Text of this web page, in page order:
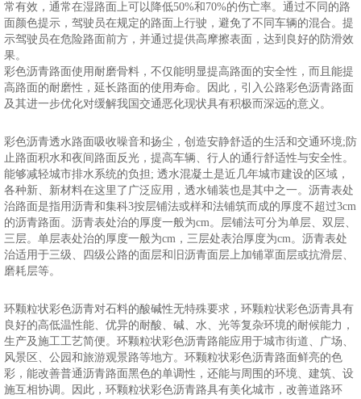
常有效，通常在湿路面上可以降低50%和70%的伤亡率。通过不同的路
面颜色提示，驾驶员在规定的路面上行驶，避免了不同车辆的混合。提
示驾驶员在危险路面前方，并通过提供高摩擦表面，达到良好的防滑效
果。
彩色沥青路面使用耐磨骨料，不仅能明显提高路面的安全性，而且能提
高路面的耐磨性，延长路面的使用寿命。因此，引入公路彩色沥青路面
及其进一步优化对缓解我国交通恶化现状具有积极而深远的意义。
彩色沥青透水路面吸收噪音和扬尘，创造安静舒适的生活和交通环境;防
止路面积水和夜间路面反光，提高车辆、行人的通行舒适性与安全性。
能够减轻城市排水系统的负担; 透水混凝土是近几年城市建设的区域，
各种新、新材料在这里了广泛应用，透水铺装也是其中之一。沥青表处
治路面是指用沥青和集科3按层铺法或样和法铺筑而成的厚度不超过3cm
的沥青路面。沥青表处治的厚度一般为cm。层铺法可分为单层、双层、
三层。单层表处治的厚度一般为cm，三层处表治厚度为cm。沥青表处
治适用于三级、四级公路的面层和旧沥青面层上加铺罩面层或抗滑层、
磨耗层等。
环颗粒状彩色沥青对石料的酸碱性无特殊要求，环颗粒状彩色沥青具有
良好的高低温性能、优异的耐酸、碱、水、光等复杂环境的耐候能力，
生产及施工工艺简便。环颗粒状彩色沥青路能应用于城市街道、广场、
风景区、公园和旅游观景路等地方。环颗粒状彩色沥青路面鲜亮的色
彩，能改善普通沥青路面黑色的单调性，还能与周围的环境、建筑、设
施互相协调。因此，环颗粒状彩色沥青路具有美化城市，改善道路环